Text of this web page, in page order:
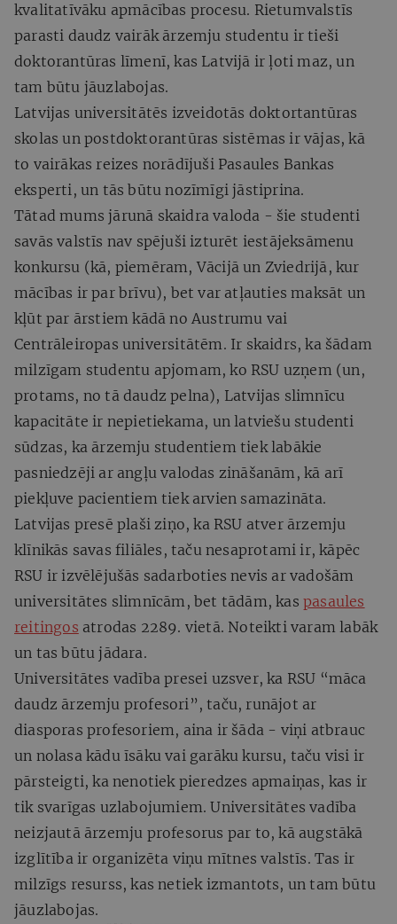
kvalitatīvāku apmācības procesu. Rietumvalstīs
parasti daudz vairāk ārzemju studentu ir tieši
doktorantūras līmenī, kas Latvijā ir ļoti maz, un
tam būtu jāuzlabojas.
Latvijas universitātēs izveidotās doktortantūras
skolas un postdoktorantūras sistēmas ir vājas, kā
to vairākas reizes norādījuši Pasaules Bankas
eksperti, un tās būtu nozīmīgi jāstiprina.
Tātad mums jārunā skaidra valoda - šie studenti
savās valstīs nav spējuši izturēt iestājeksāmenu
konkursu (kā, piemēram, Vācijā un Zviedrijā, kur
mācības ir par brīvu), bet var atļauties maksāt un
kļūt par ārstiem kādā no Austrumu vai
Centrāleiropas universitātēm. Ir skaidrs, ka šādam
milzīgam studentu apjomam, ko RSU uzņem (un,
protams, no tā daudz pelna), Latvijas slimnīcu
kapacitāte ir nepietiekama, un latviešu studenti
sūdzas, ka ārzemju studentiem tiek labākie
pasniedzēji ar angļu valodas zināšanām, kā arī
piekļuve pacientiem tiek arvien samazināta.
Latvijas presē plaši ziņo, ka RSU atver ārzemju
klīnikās savas filiāles, taču nesaprotami ir, kāpēc
RSU ir izvēlējušās sadarboties nevis ar vadošām
universitātes slimnīcām, bet tādām, kaspasaules
reitingos atrodas 2289. vietā. Noteikti varam labāk
un tas būtu jādara.
Universitātes vadība presei uzsver, ka RSU “māca
daudz ārzemju profesori”, taču, runājot ar
diasporas profesoriem, aina ir šāda - viņi atbrauc
un nolasa kādu īsāku vai garāku kursu, taču visi ir
pārsteigti, ka nenotiek pieredzes apmaiņas, kas ir
tik svarīgas uzlabojumiem. Universitātes vadība
neizjautā ārzemju profesorus par to, kā augstākā
izglītība ir organizēta viņu mītnes valstīs. Tas ir
milzīgs resurss, kas netiek izmantots, un tam būtu
jāuzlabojas.